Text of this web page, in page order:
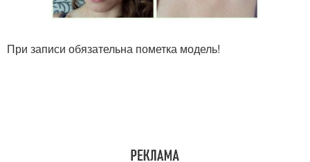
При записи обязательна пометка модель!